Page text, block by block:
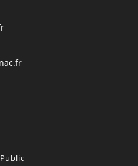
S’ouvre
application